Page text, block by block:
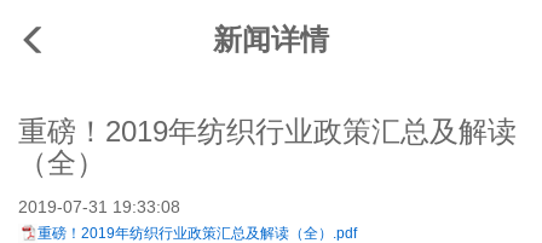
新闻详情
重磅！2019年纺织行业政策汇总及解读
（全）
2019-07-31 19:33:08
重磅！2019年纺织行业政策汇总及解读（全）.pdf